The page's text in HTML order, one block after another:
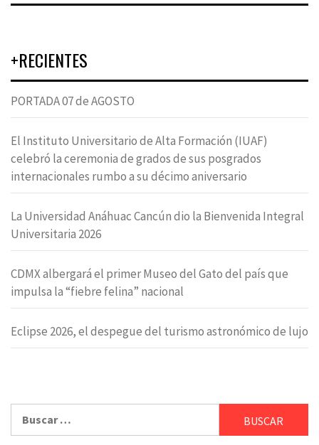
+RECIENTES
PORTADA 07 de AGOSTO
El Instituto Universitario de Alta Formación (IUAF)
celebró la ceremonia de grados de sus posgrados
internacionales rumbo a su décimo aniversario
La Universidad Anáhuac Cancún dio la Bienvenida Integral
Universitaria 2026
CDMX albergará el primer Museo del Gato del país que
impulsa la “fiebre felina” nacional
Eclipse 2026, el despegue del turismo astronómico de lujo